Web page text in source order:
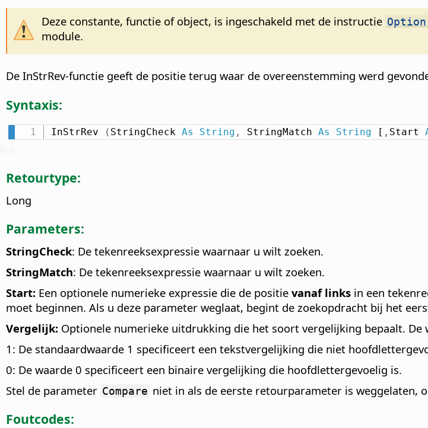
Deze constante, functie of object, is ingeschakeld met de instructie Option
module.
De InStrRev-functie geeft de positie terug waar de overeenstemming werd
Syntaxis:
InStrRev ( StringCheck As String , StringMatch As String [ , Start
Retourtype:
Long
Parameters:
StringCheck: De tekenreeksexpressie waarnaar u wilt zoeken.
StringMatch: De tekenreeksexpressie waarnaar u wilt zoeken.
Start: Een optionele numerieke expressie die de positie vanaf links in een
moet beginnen. Als u deze parameter weglaat, begint de zoekopdracht bij het
Vergelijk: Optionele numerieke uitdrukking die het soort vergelijking bepaalt. De
1: De standaardwaarde 1 specificeert een tekstvergelijking die niet
0: De waarde 0 specificeert een binaire vergelijking die hoofdlettergevoelig is.
Stel de parameter Compare niet in als de eerste retourparameter is weggelaten,
Foutcodes: